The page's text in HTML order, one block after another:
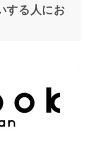
する人にお